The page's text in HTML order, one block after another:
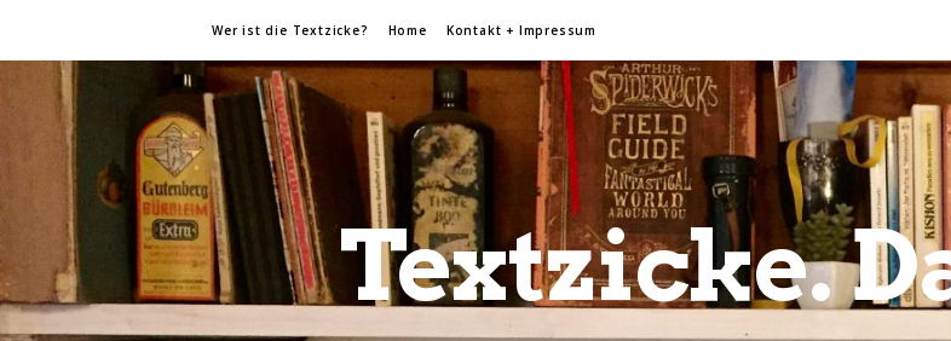
Wer ist die Textzicke? Home Kontakt + Impressum
Textzicke.